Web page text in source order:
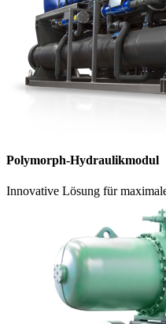
Polymorph-Hydraulikmodul
Innovative Lösung für